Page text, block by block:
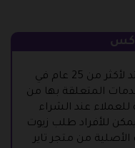
اكس
يمتلك تاير اكس خبرة واسعة تمتد لأكثر من 25 عام في
المتعلقة بها من
عند الشراء
للأفراد طلب زيوت
من متجر تاير